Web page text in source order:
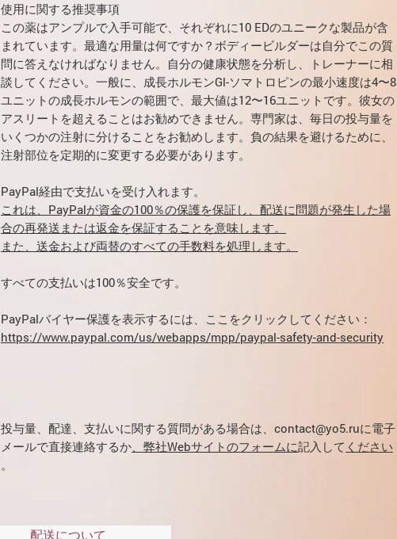
使用に関する推奨事項
この薬はアンプルで入手可能で、それぞれに10 EDのユニークな製品が含
まれています。最適な用量は何ですか？ボディービルダーは自分でこの質
問に答えなければなりません。自分の健康状態を分析し、トレーナーに相
談してください。一般に、成長ホルモンGl-ソマトロピンの最小速度は4〜8
ユニットの成長ホルモンの範囲で、最大値は12〜16ユニットです。彼女の
アスリートを超えることはお勧めできません。専門家は、毎日の投与量を
いくつかの注射に分けることをお勧めします。負の結果を避けるために、
注射部位を定期的に変更する必要があります。
PayPal経由で支払いを受け入れます。
これは、PayPalが資金の100％の保護を保証し、配送に問題が発生した場
合の再発送または返金を保証することを意味します。
また、送金および両替のすべての手数料を処理します。
すべての支払いは100％安全です。
PayPalバイヤー保護を表示するには、ここをクリックしてください：
https://www.paypal.com/us/webapps/mpp/paypal-safety-and-security
投与量、配達、支払いに関する質問がある場合は、contact@yo5.ruに電子
メールで直接連絡するか 、弊社Webサイトのフォームに記入して ください
。
配送について